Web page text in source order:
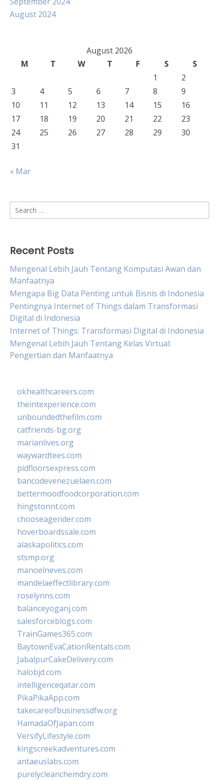
August 2024
August 2026
M
T W T F S
S
1
2
3
4 5 6 7 8
9
10
11 12 13 14 15
16
17
18 19 20 21 22
23
24
25 26 27 28 29
30
31
« Mar
Search
for:
Recent Posts
Mengenal Lebih Jauh Tentang Komputasi Awan dan
Manfaatnya
Mengapa Big Data Penting untuk Bisnis di Indonesia
Pentingnya Internet of Things dalam Transformasi
Digital di Indonesia
Internet of Things: Transformasi Digital di Indonesia
Mengenal Lebih Jauh Tentang Kelas Virtual:
Pengertian dan Manfaatnya
okhealthcareers.com
theintexperience.com
unboundedthefilm.com
catfriends-bg.org
marianlives.org
waywardtees.com
pidfloorsexpress.com
bancodevenezuelaen.com
bettermoodfoodcorporation.com
hingstonnt.com
chooseagender.com
hoverboardssale.com
alaskapolitics.com
stsmp.org
manoelneves.com
mandelaeffectlibrary.com
roselynns.com
balanceyoganj.com
salesforceblogs.com
TrainGames365.com
BaytownEvaCationRentals.com
JabalpurCakeDelivery.com
halobjd.com
intelligenceqatar.com
PikaPikaApp.com
takecareofbusinessdfw.org
HamadaOfJapan.com
VersifyLifestyle.com
kingscreekadventures.com
antaeuslabs.com
purelycleanchemdry.com